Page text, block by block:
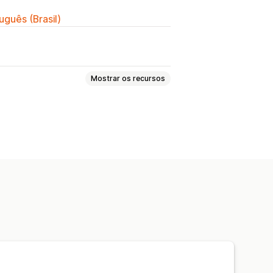
(Brasil)
Mostrar os recursos